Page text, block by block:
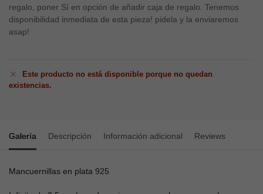
regalo, poner Sí en opción de añadir caja de regalo. Tenemos
disponibilidad inmediata de esta pieza! pidela y la enviaremos
asap!
Este producto no está disponible porque no quedan
existencias.
Galería Descripción Información adicional Reviews
Mancuernillas en plata 925